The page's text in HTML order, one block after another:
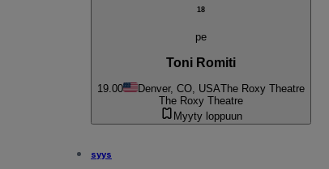
18
pe
Toni Romiti
19.00 Denver, CO, USAThe Roxy Theatre
The Roxy Theatre
Myyty loppuun
syys